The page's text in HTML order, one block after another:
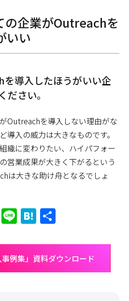
企業がOutreachを
いい
を導入したほうがいい企
ださい。
Outreachを導入しない理由がな
導入の威力は大きなものです。
織に変わりたい、ハイパフォー
営業成果が大きく下がるという
は大きな助け舟となるでしょ
X LineHatena
事例集」資料ダウンロード